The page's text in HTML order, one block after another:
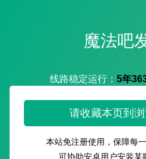
魔法吧
线路稳定运行： 5年
请收藏本页到
本站免注册使用，保障每
可协助安卓用户安装某